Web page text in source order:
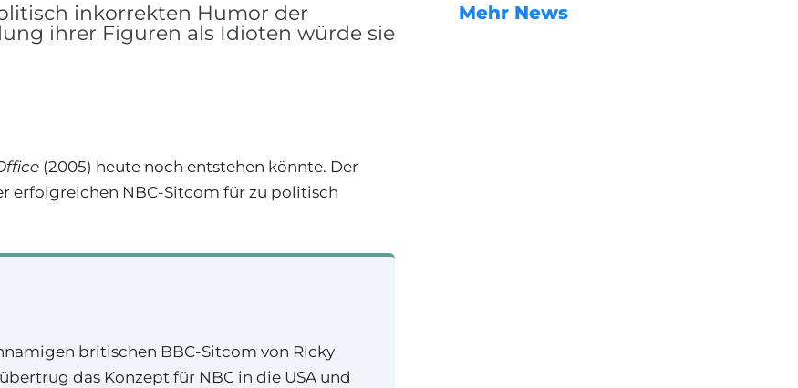
inkorrekten Humor der
ihrer Figuren als Idioten würde sie
(2005) heute noch entstehen könnte. Der
erfolgreichen NBC-Sitcom für zu politisch
britischen BBC-Sitcom von Ricky
das Konzept für NBC in die USA und
Mehr News